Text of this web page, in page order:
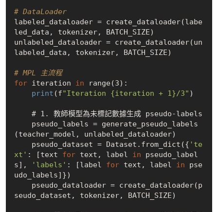
# DataLoader
labeled_dataloader = create_dataloader(labe
led_data, tokenizer, BATCH_SIZE)
unlabeled_dataloader = create_dataloader(un
labeled_data, tokenizer, BATCH_SIZE)
# MPL 主流程
for iteration in range(3):
print (f"Iteration {iteration + 1}/3" )
(teacher_model, unlabeled_dataloader)
    pseudo_dataset = Dataset.from_dict({
'te
xt' : [text for text, label in pseudo_label
s],
'labels' : [label for text, label in pse
udo_labels]})
seudo_dataset, tokenizer, BATCH_SIZE)